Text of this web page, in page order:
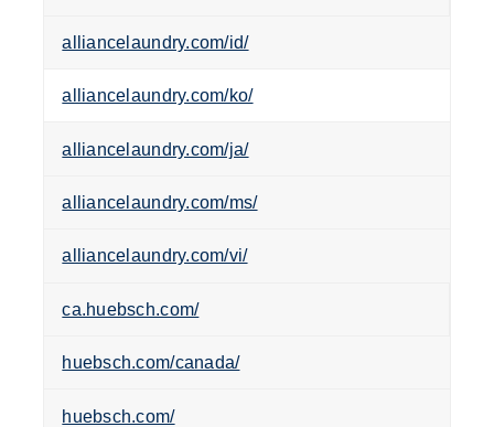
alliancelaundry.com/id/
alliancelaundry.com/ko/
alliancelaundry.com/ja/
alliancelaundry.com/ms/
alliancelaundry.com/vi/
ca.huebsch.com/
huebsch.com/canada/
huebsch.com/